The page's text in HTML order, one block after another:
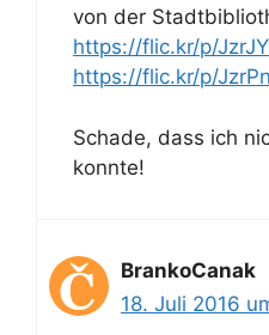
von der
https://flic.kr/p/
https://flic.kr/p/
Schade, dass ich
konnte!
BrankoCanak
18. Juli 2016